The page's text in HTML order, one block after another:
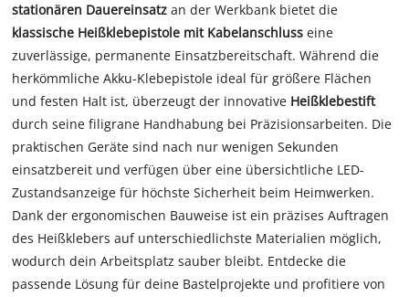
stationären Dauereinsatz an der Werkbank bietet die
klassische Heißklebepistole mit Kabelanschluss eine
zuverlässige, permanente Einsatzbereitschaft. Während die
herkömmliche Akku-Klebepistole ideal für größere Flächen
und festen Halt ist, überzeugt der innovative Heißklebestift
durch seine filigrane Handhabung bei Präzisionsarbeiten. Die
praktischen Geräte sind nach nur wenigen Sekunden
einsatzbereit und verfügen über eine übersichtliche LED-
Zustandsanzeige für höchste Sicherheit beim Heimwerken.
Dank der ergonomischen Bauweise ist ein präzises Auftragen
des Heißklebers auf unterschiedlichste Materialien möglich,
wodurch dein Arbeitsplatz sauber bleibt. Entdecke die
passende Lösung für deine Bastelprojekte und profitiere von